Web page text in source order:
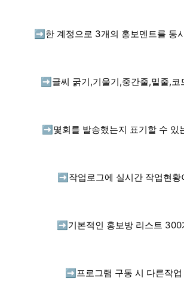
➡️ 한 계정으로 3개의 홍보멘트를 동
➡️ 글씨 굵기,기울기,중간줄,밑줄,코
➡️ 몇회를 발송했는지 표기할 수 있
➡️ 작업로그에 실시간 작업현황
➡️ 기본적인 홍보방 리스트 300
➡️ 프로그램 구동 시 다른작업